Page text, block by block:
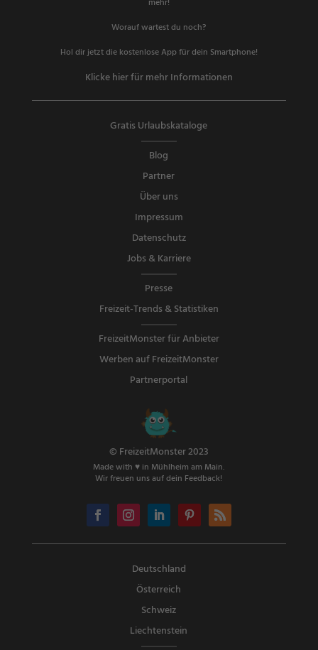
mehr!
Worauf wartest du noch?
Hol dir jetzt die kostenlose App für dein Smartphone!
Klicke hier für mehr Informationen
Gratis Urlaubskataloge
Blog
Partner
Über uns
Impressum
Datenschutz
Jobs & Karriere
Presse
Freizeit-Trends & Statistiken
FreizeitMonster für Anbieter
Werben auf FreizeitMonster
Partnerportal
© FreizeitMonster 2023
Made with ♥ in Mühlheim am Main.
Wir freuen uns auf dein Feedback!
Deutschland
Österreich
Schweiz
Liechtenstein